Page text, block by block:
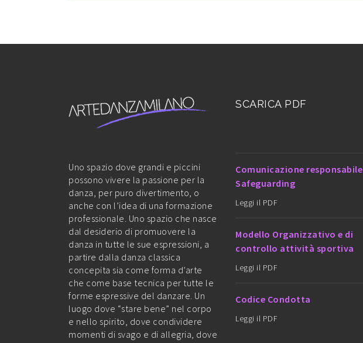
Uno spazio dove grandi e piccini
possono vivere la passione per la
danza, per puro divertimento, o
anche con l’idea di una formazione
professionale. Uno spazio che nasce
dal desiderio di promuovere la
danza in tutte le sue espressioni, a
partire dalla danza classica
concepita sia come forma d’arte
che come base tecnica per tutte le
forme espressive del danzare. Un
luogo dove “stare bene” nel corpo
e nello spirito, dove condividere
momenti di svago e di allegria, dove
SCARICA PDF
Comunicazione responsabile
Safeguarding
Leggi il PDF
Modello Organizzativo e di
controllo attività sportiva
Leggi il PDF
Codice Condotta
Leggi il PDF